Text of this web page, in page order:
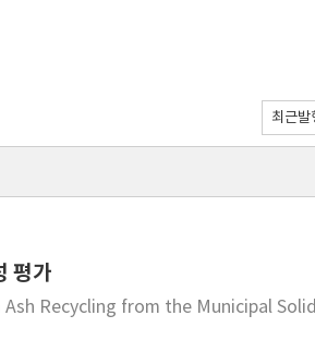
평가
Recycling from the Municipal